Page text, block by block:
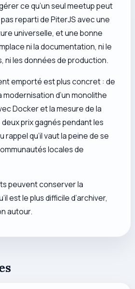
ce qu’un seul meetup peut
reparti de PiterJS avec une
universelle, et une bonne
ni la documentation, ni le
ni les données de production.
emporté est plus concret : de
d’un monolithe
Docker et la mesure de la
prix gagnés pendant les
rappel qu’il vaut la peine de se
locales de
peuvent conserver la
est le plus difficile d’archiver,
autour.